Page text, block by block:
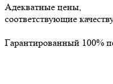
Адекватные цены,
соответствующие
Гарантированный 100%